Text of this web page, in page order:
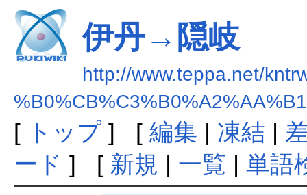
伊丹→隠岐
http://www.teppa.net/
[ トップ] [ 編集 | 凍結 |
ード ] [ 新規 | 一覧 | 単語